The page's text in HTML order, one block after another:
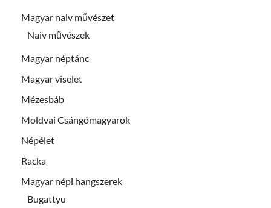
Magyar naiv művészet
Naiv művészek
Magyar néptánc
Magyar viselet
Mézesbáb
Moldvai Csángómagyarok
Népélet
Racka
Magyar népi hangszerek
Bugattyu